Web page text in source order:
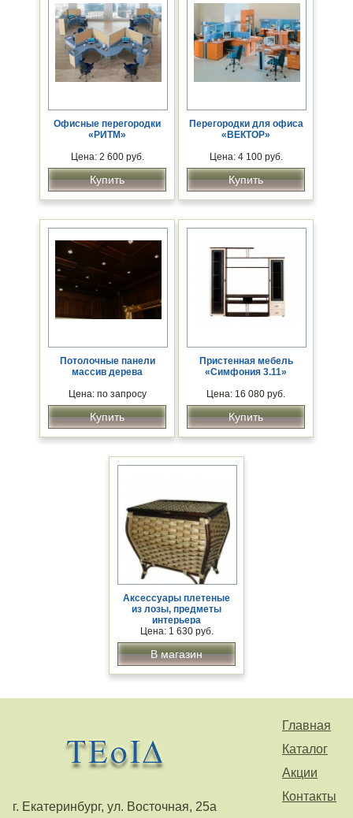
Офисные перегородки
«РИТМ»
Цена: 2 600 руб.
Купить
Перегородки для офиса
«ВЕКТОР»
Цена: 4 100 руб.
Купить
Потолочные панели
массив дерева
Цена: по запросу
Купить
Пристенная мебель
«Симфония 3.11»
Цена: 16 080 руб.
Купить
Аксессуары плетеные
из лозы, предметы
интерьера
Цена: 1 630 руб.
В магазин
Главная
Каталог
Акции
Контакты
г. Екатеринбург, ул. Восточная, 25а